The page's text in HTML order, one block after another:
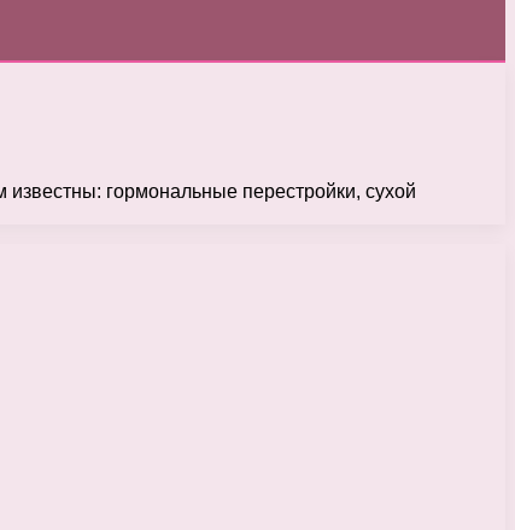
гормональные перестройки, сухой